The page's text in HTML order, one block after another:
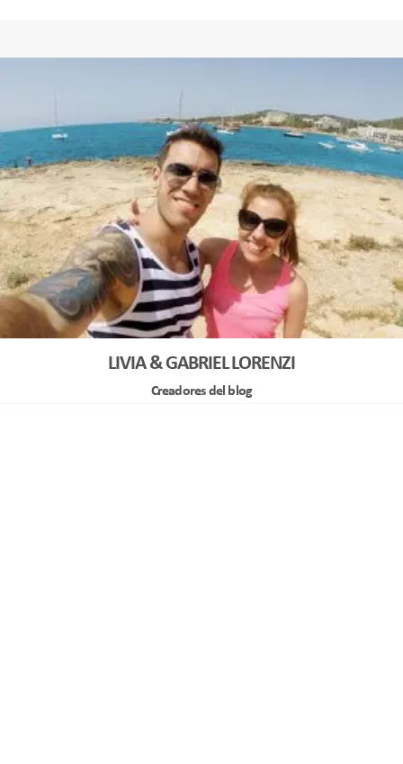
LIVIA & GABRIEL LORENZI
Creadores del blog